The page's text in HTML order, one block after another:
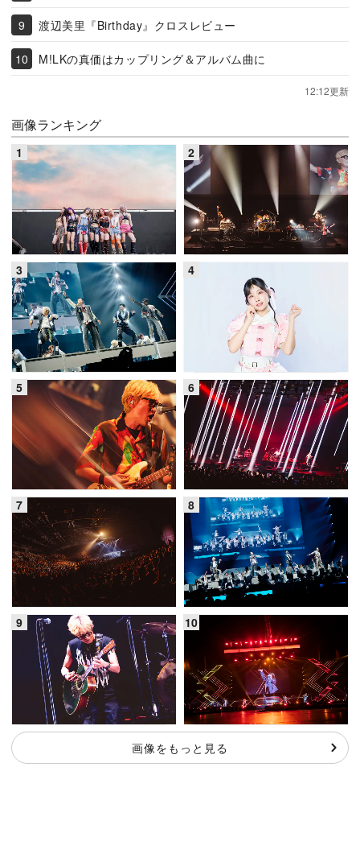
渡辺美里『Birthday』クロスレビュー
M!LKの真価はカップリング＆アルバム曲に
12:12更新
画像ランキング
画像をもっと見る